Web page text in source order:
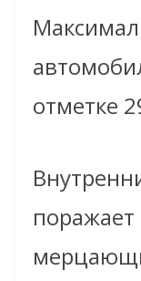
отметке
поражает